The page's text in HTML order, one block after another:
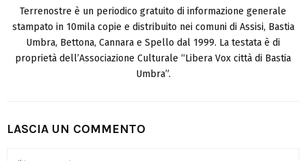
Terrenostre è un periodico gratuito di informazione generale
stampato in 10mila copie e distribuito nei comuni di Assisi, Bastia
Umbra, Bettona, Cannara e Spello dal 1999. La testata è di
proprietà dell’Associazione Culturale “Libera Vox città di Bastia
Umbra”.
LASCIA UN COMMENTO